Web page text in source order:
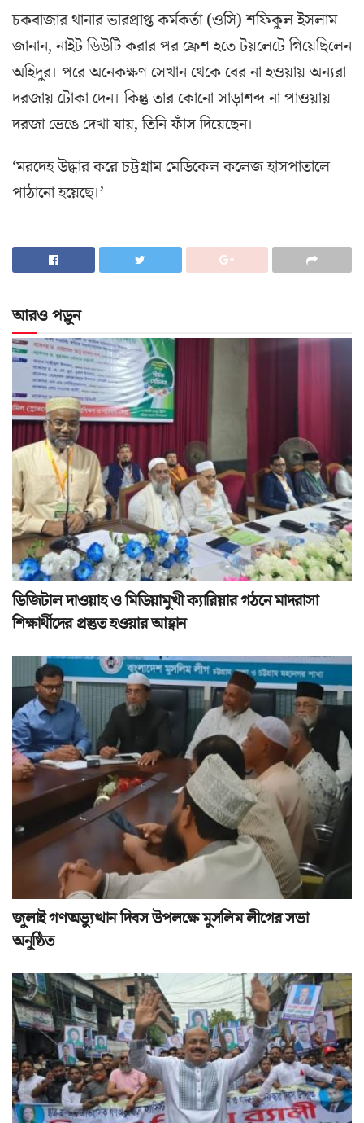
চকবাজার থানার ভারপ্রাপ্ত কর্মকর্তা (ওসি) শফিকুল ইসলাম
জানান, নাইট ডিউটি করার পর ফ্রেশ হতে টয়লেটে গিয়েছিলেন
অহিদুর। পরে অনেকক্ষণ সেখান থেকে বের না হওয়ায় অন্যরা
দরজায় টোকা দেন। কিন্তু তার কোনো সাড়াশব্দ না পাওয়ায়
দরজা ভেঙে দেখা যায়, তিনি ফাঁস দিয়েছেন।
‘মরদেহ উদ্ধার করে চট্টগ্রাম মেডিকেল কলেজ হাসপাতালে
পাঠানো হয়েছে।’
আরও পড়ুন
ডিজিটাল দাওয়াহ ও মিডিয়ামুখী ক্যারিয়ার গঠনে মাদরাসা
শিক্ষার্থীদের প্রস্তুত হওয়ার আহ্বান
জুলাই গণঅভ্যুত্থান দিবস উপলক্ষে মুসলিম লীগের সভা
অনুষ্ঠিত